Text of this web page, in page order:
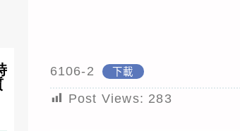
6106-2 下載
Post Views: 283